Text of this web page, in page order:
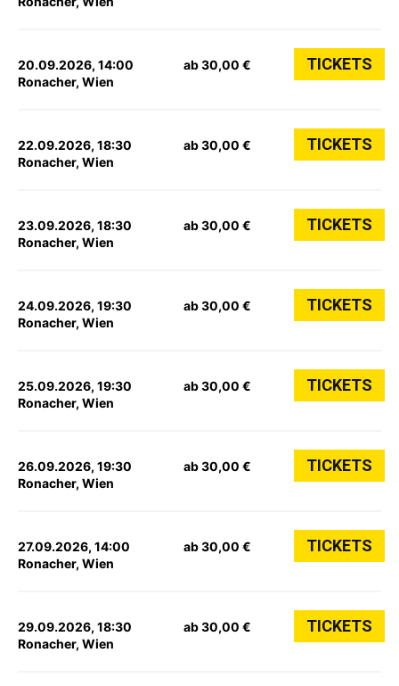
20.09.2026, 14:00
Ronacher, Wien
ab 30,00 € TICKETS
22.09.2026, 18:30
Ronacher, Wien
ab 30,00 € TICKETS
23.09.2026, 18:30
Ronacher, Wien
ab 30,00 € TICKETS
24.09.2026, 19:30
Ronacher, Wien
ab 30,00 € TICKETS
25.09.2026, 19:30
Ronacher, Wien
ab 30,00 € TICKETS
26.09.2026, 19:30
Ronacher, Wien
ab 30,00 € TICKETS
27.09.2026, 14:00
Ronacher, Wien
ab 30,00 € TICKETS
29.09.2026, 18:30
Ronacher, Wien
ab 30,00 € TICKETS